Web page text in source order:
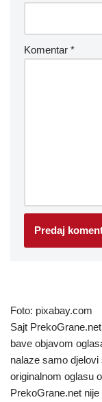
Komentar *
Foto: pixabay.com
Sajt
bave objavom
nalaze samo
originalnom oglasu
PrekoGrane.net